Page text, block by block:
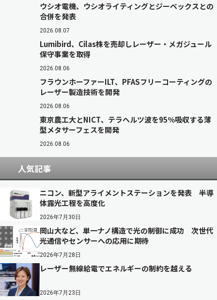
ウシオ電機、ウシオライティングとジーベックスとの
合併を発表
2026.08.07
Lumibird、Cilas株を売却しレーザー・メガジュール
保守事業を取得
2026.08.06
フラウンホーファーILT、PFASフリーコーティングの
レーザー製造技術を開発
2026.08.06
東京農工大とNICT、テラヘルツ波を95％吸収する薄
型メタサーフェスを開発
2026.08.06
人気記事
ニコン、新型アライメントステーションを発表 半導
体露光工程を高度化
2026年7月30日
岡山大など、単一ナノ構造で光の制御に成功 次世代
光通信やセンサーへの応用に期待
2026年7月28日
レーザー無線給電でエネルギーの制約を越える
2026年7月23日